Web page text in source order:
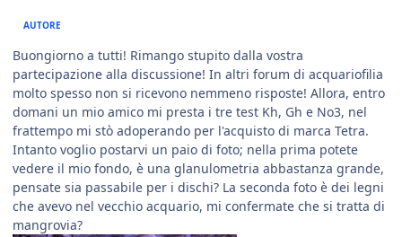
AUTORE
Buongiorno a tutti! Rimango stupito dalla vostra
partecipazione alla discussione! In altri forum di acquariofilia
molto spesso non si ricevono nemmeno risposte! Allora, entro
domani un mio amico mi presta i tre test Kh, Gh e No3, nel
frattempo mi stò adoperando per l'acquisto di marca Tetra.
Intanto voglio postarvi un paio di foto; nella prima potete
vedere il mio fondo, è una glanulometria abbastanza grande,
pensate sia passabile per i dischi? La seconda foto è dei legni
che avevo nel vecchio acquario, mi confermate che si tratta di
mangrovia?